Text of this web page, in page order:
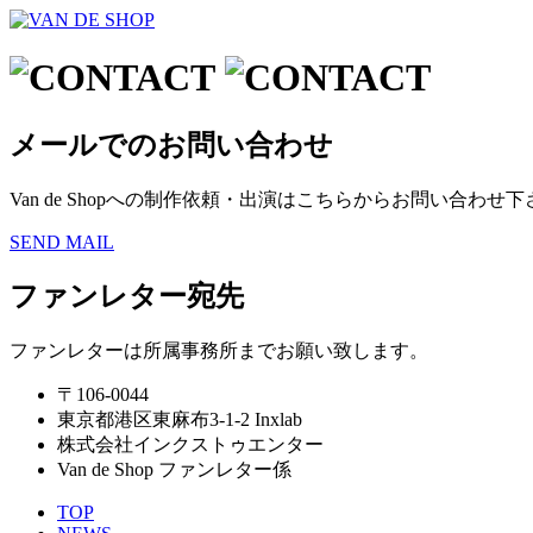
メールでのお問い合わせ
Van de Shopへの制作依頼・出演はこちらからお問い合わせ下
SEND MAIL
ファンレター宛先
ファンレターは所属事務所までお願い致します。
〒106-0044
東京都港区東麻布3-1-2 Inxlab
株式会社インクストゥエンター
Van de Shop ファンレター係
TOP